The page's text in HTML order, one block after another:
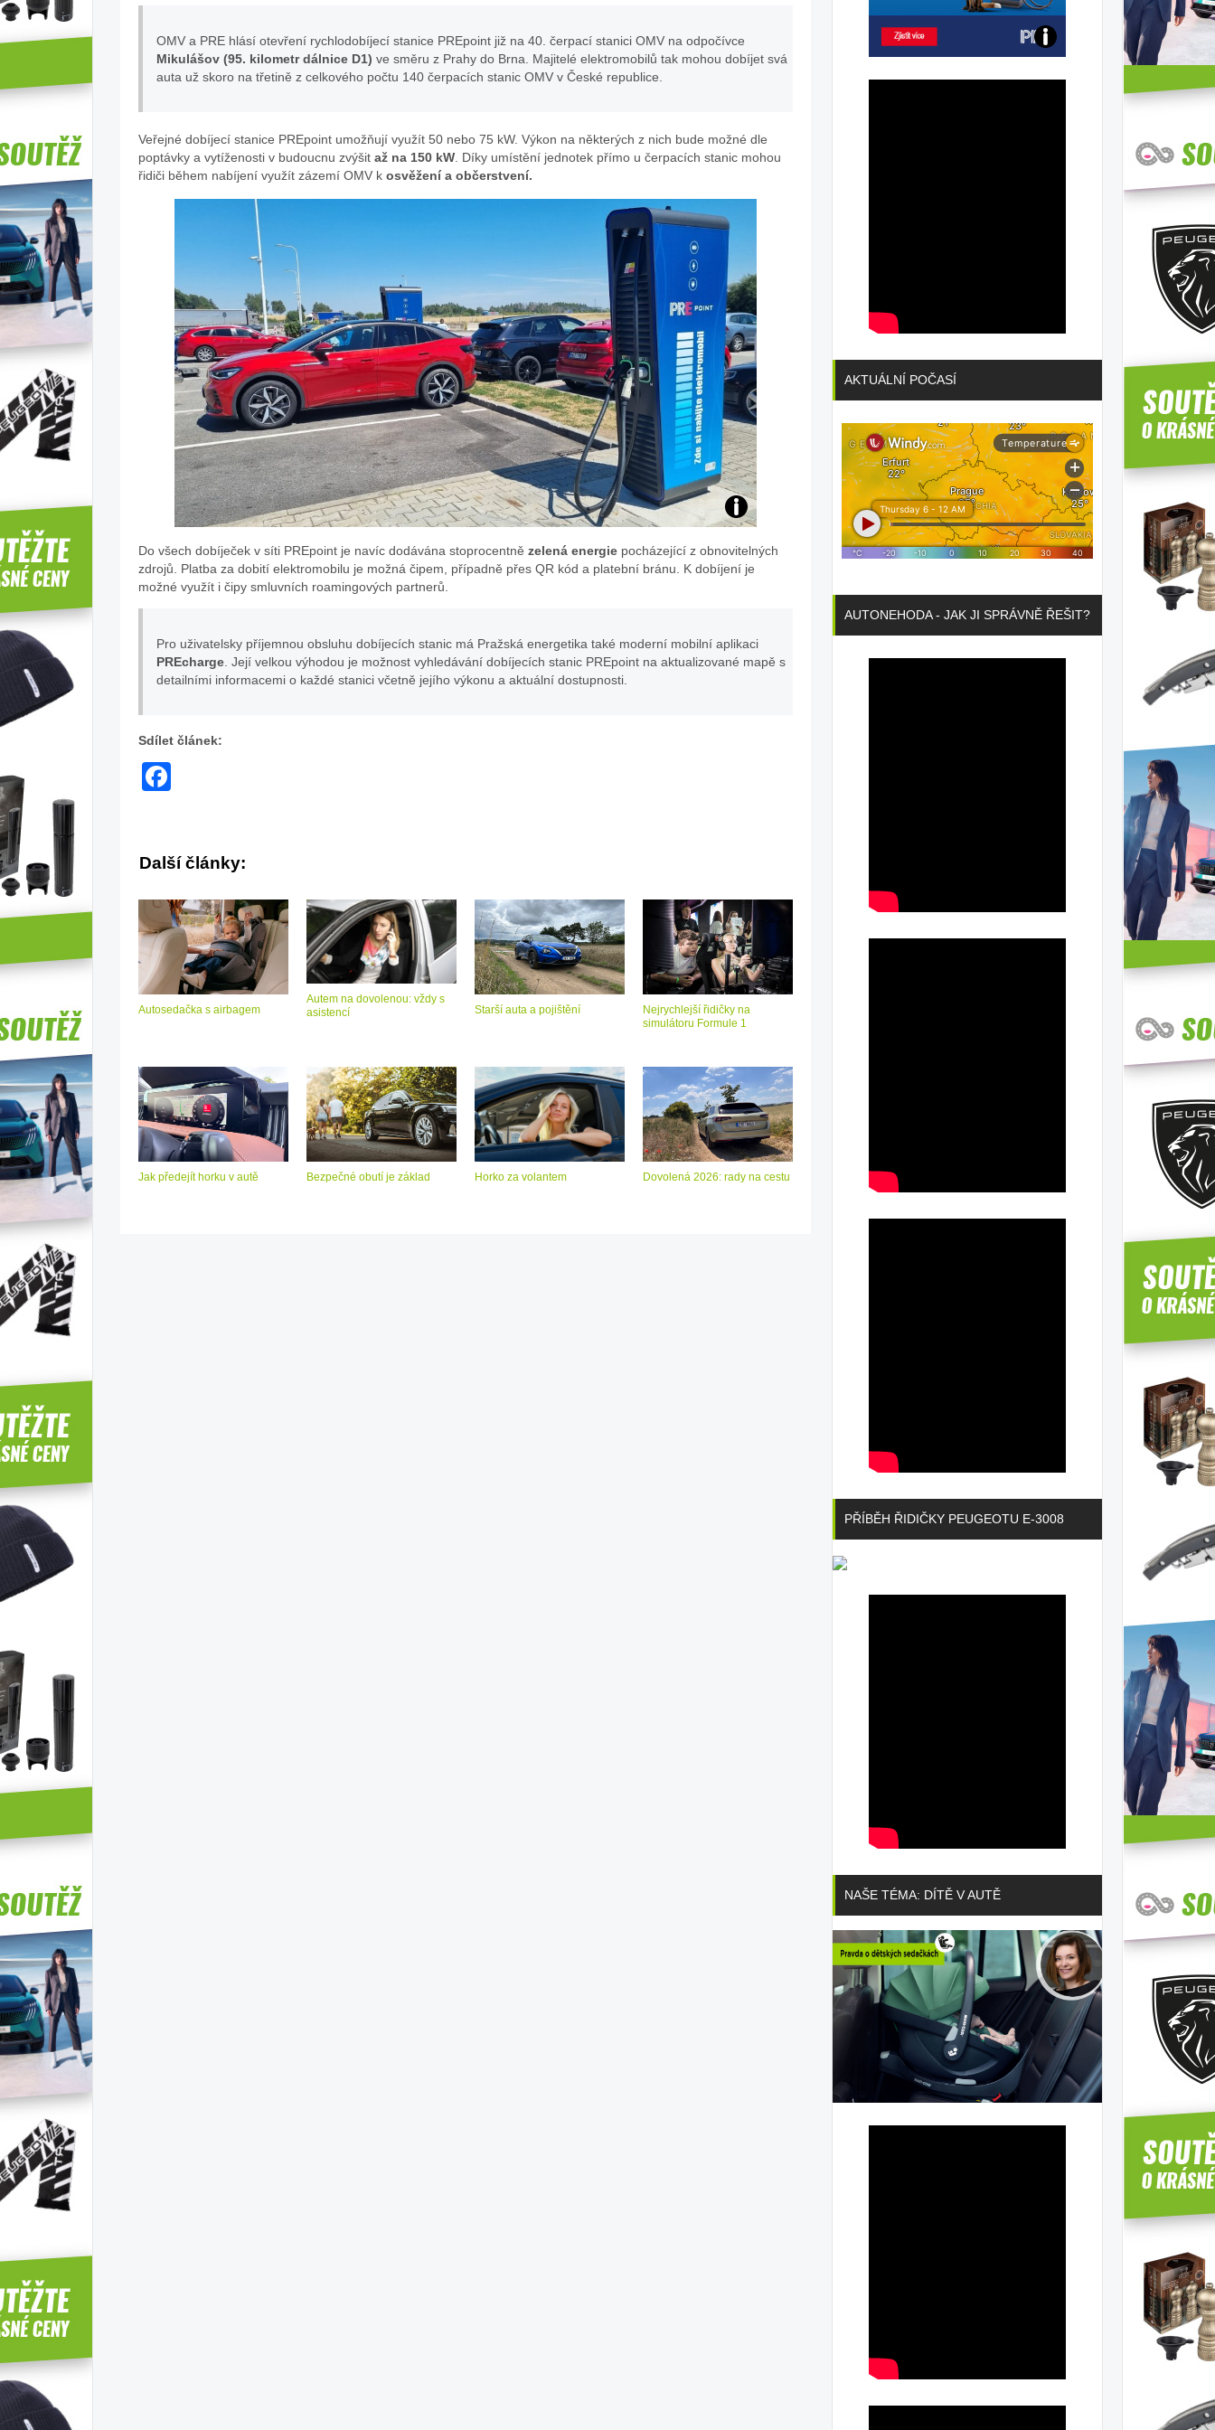
OMV a PRE hlásí otevření rychlodobíjecí stanice PREpoint již na 40. čerpací stanici OMV na odpočívce
Mikulášov (95. kilometr dálnice D1) ve směru z Prahy do Brna. Majitelé elektromobilů tak mohou dobíjet svá
auta už skoro na třetině z celkového počtu 140 čerpacích stanic OMV v České republice.
Veřejné dobíjecí stanice PREpoint umožňují využít 50 nebo 75 kW. Výkon na některých z nich bude možné dle
poptávky a vytíženosti v budoucnu zvýšit až na 150 kW. Díky umístění jednotek přímo u čerpacích stanic mohou
řidiči během nabíjení využít zázemí OMV k osvěžení a občerstvení.
Do všech dobíječek v síti PREpoint je navíc dodávána stoprocentně zelená energie pocházející z obnovitelných
zdrojů. Platba za dobití elektromobilu je možná čipem, případně přes QR kód a platební bránu. K dobíjení je
možné využít i čipy smluvních roamingových partnerů.
Pro uživatelsky příjemnou obsluhu dobíjecích stanic má Pražská energetika také moderní mobilní aplikaci
PREcharge . Její velkou výhodou je možnost vyhledávání dobíjecích stanic PREpoint na aktualizované mapě s
detailními informacemi o každé stanici včetně jejího výkonu a aktuální dostupnosti.
Sdílet článek:
Další články:
Autosedačka s airbagem
Autem na dovolenou: vždy s
asistencí
Starší auta a pojištění
Nejrychlejší řidičky na
simulátoru Formule 1
Jak předejít horku v autě Bezpečné obutí je základ Horko za volantem Dovolená 2026: rady na cestu
Poznejte
AKTUÁLNÍ POČASÍ
AUTONEHODA - JAK JI SPRÁVNĚ ŘEŠIT?
PŘÍBĚH ŘIDIČKY PEUGEOTU E-3008
NAŠE TÉMA: DÍTĚ V AUTĚ